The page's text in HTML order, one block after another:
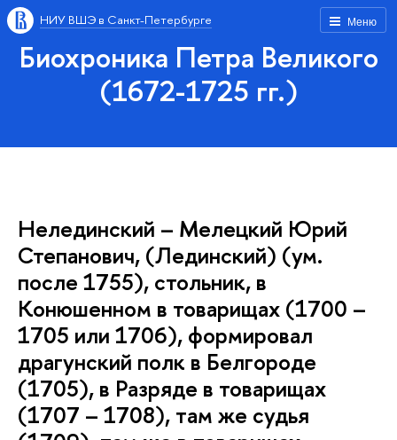
Меню
НИУ ВШЭ в Санкт-Петербурге
Биохроника Петра Великого
(1672-1725 гг.)
Нелединский – Мелецкий Юрий
Степанович, (Лединский) (ум.
после 1755), стольник, в
Конюшенном в товарищах (1700 –
1705 или 1706), формировал
драгунский полк в Белгороде
(1705), в Разряде в товарищах
(1707 – 1708), там же судья